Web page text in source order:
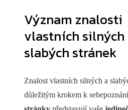
Význam znalosti
vlastních silných
slabých stránek
Znalost vlastních silných a
důležitým krokem k